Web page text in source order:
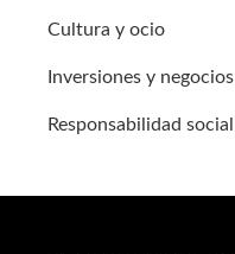
Cultura y ocio
Inversiones y negocios
Responsabilidad social